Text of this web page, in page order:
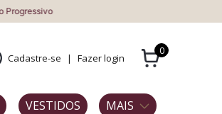
Cadastre-se | Fazer login
0
VESTIDOS MAIS